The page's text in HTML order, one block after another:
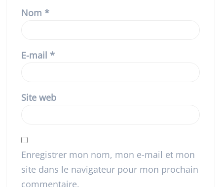
Nom *
E-mail *
Site web
Enregistrer mon nom, mon e-mail et mon
site dans le navigateur pour mon prochain
commentaire.